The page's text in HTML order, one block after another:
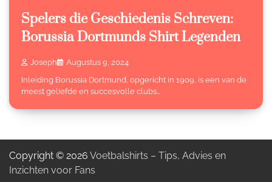
Spelers die Geschiedenis Schreven:
Borussia Dortmunds Shirt Legenden
Joseph
Augustus 9, 2024
Inleiding Borussia Dortmund, opgericht in 1909, is een van de
meest geliefde en succesvolle clubs…
Copyright © 2026 Voetbalshirts – Tips, Advies en
Inzichten voor Fans